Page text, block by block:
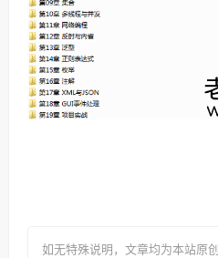
如无特殊说明，文章均为本站原创